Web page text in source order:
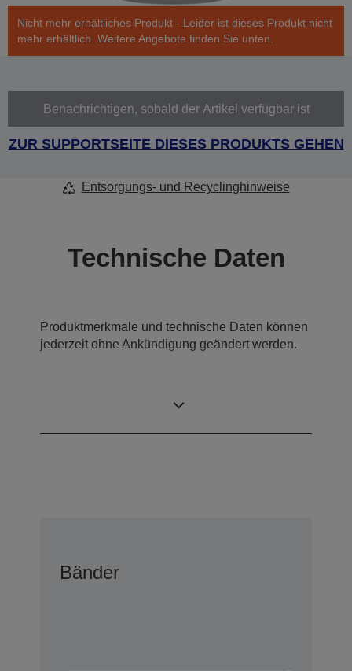
Nicht mehr erhältliches Produkt - Leider ist dieses Produkt nicht
mehr erhältlich. Weitere Angebote finden Sie unten.
Benachrichtigen, sobald der Artikel verfügbar ist
ZUR SUPPORTSEITE DIESES PRODUKTS GEHEN
Entsorgungs- und Recyclinghinweise
Technische Daten
Produktmerkmale und technische Daten können
jederzeit ohne Ankündigung geändert werden.
Lieferumfang
Bänder